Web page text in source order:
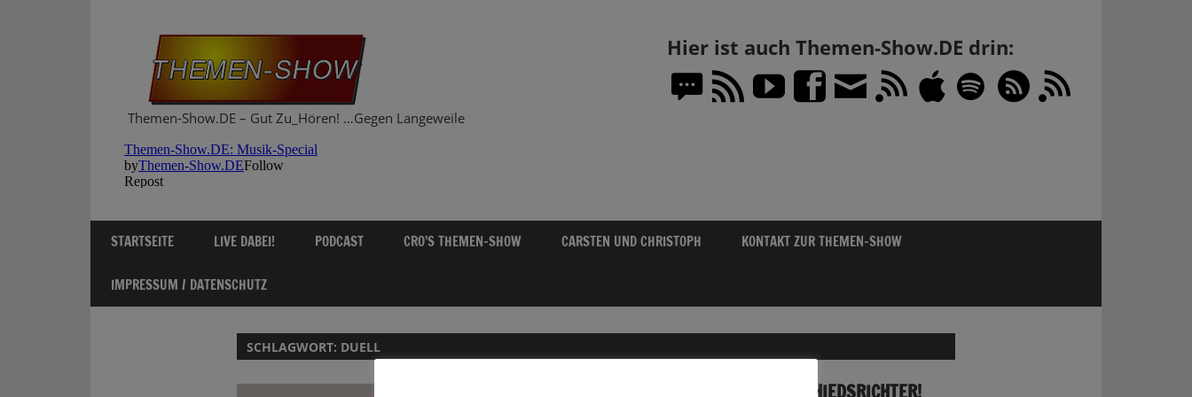
Themen-Show.DE – Gut Zu_Hören! …Gegen Langeweile
Hier ist auch Themen-Show.DE drin:
STARTSEITE LIVE DABEI! PODCAST CRO’S THEMEN-SHOW CARSTEN UND CHRISTOPH KONTAKT ZUR THEMEN-SHOW
IMPRESSUM / DATENSCHUTZ
SCHLAGWORT: DUELL
04.11.2019 MUSIK-DUELL! IHR SEID DER SCHIEDSRICHTER!